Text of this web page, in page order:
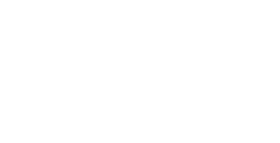
întrebare autorului
o poză cu rețeta